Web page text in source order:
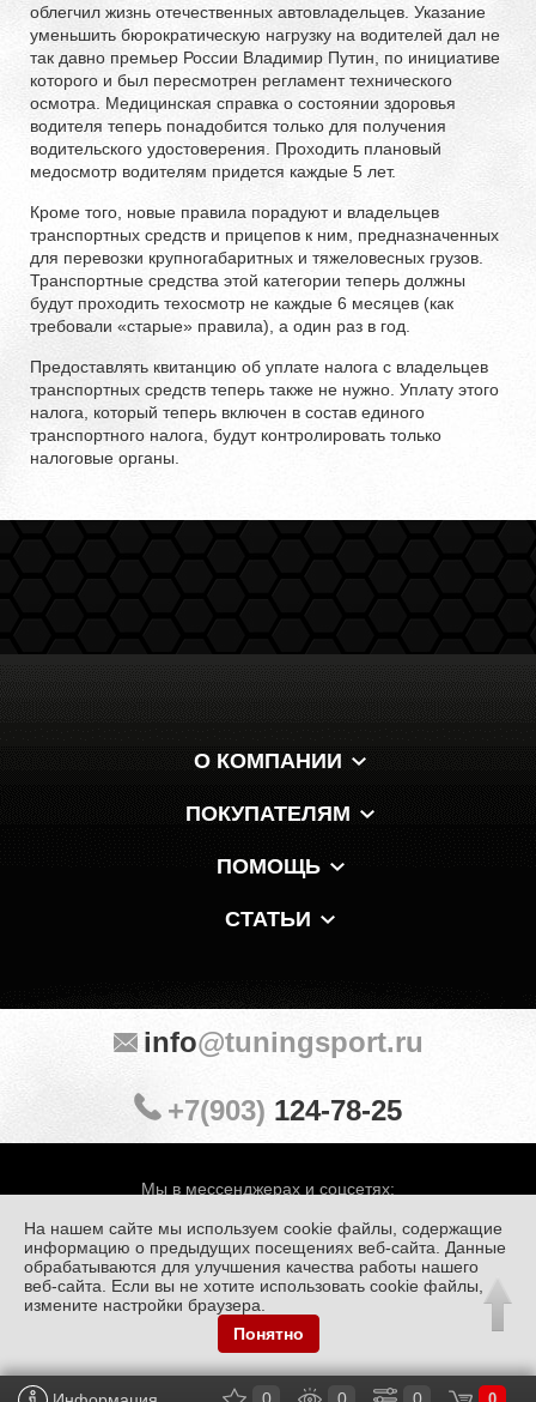
облегчил жизнь отечественных автовладельцев. Указание
уменьшить бюрократическую нагрузку на водителей дал не
так давно премьер России Владимир Путин, по инициативе
которого и был пересмотрен регламент технического
осмотра. Медицинская справка о состоянии здоровья
водителя теперь понадобится только для получения
водительского удостоверения. Проходить плановый
медосмотр водителям придется каждые 5 лет.
Кроме того, новые правила порадуют и владельцев
транспортных средств и прицепов к ним, предназначенных
для перевозки крупногабаритных и тяжеловесных грузов.
Транспортные средства этой категории теперь должны
будут проходить техосмотр не каждые 6 месяцев (как
требовали «старые» правила), а один раз в год.
Предоставлять квитанцию об уплате налога с владельцев
транспортных средств теперь также не нужно. Уплату этого
налога, который теперь включен в состав единого
транспортного налога, будут контролировать только
налоговые органы.
О КОМПАНИИ
ПОКУПАТЕЛЯМ
ПОМОЩЬ
СТАТЬИ
Мы в мессенджерах и соцсетях:
info@tuningsport.ru
+7(903) 124-78-25
© «Тюнинг Спорт» 1998 — 2026
Политика конфиденциальности
Обработка персональных данных
На нашем сайте мы используем cookie файлы, содержащие
информацию о предыдущих посещениях веб-сайта. Данные
обрабатываются для улучшения качества работы нашего
веб-сайта. Если вы не хотите использовать cookie файлы,
измените настройки браузера.
Понятно